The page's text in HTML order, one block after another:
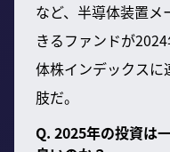
など、半導体装置
きるファンドが
体株インデックスに
肢だ。
Q. 2025年の投資は